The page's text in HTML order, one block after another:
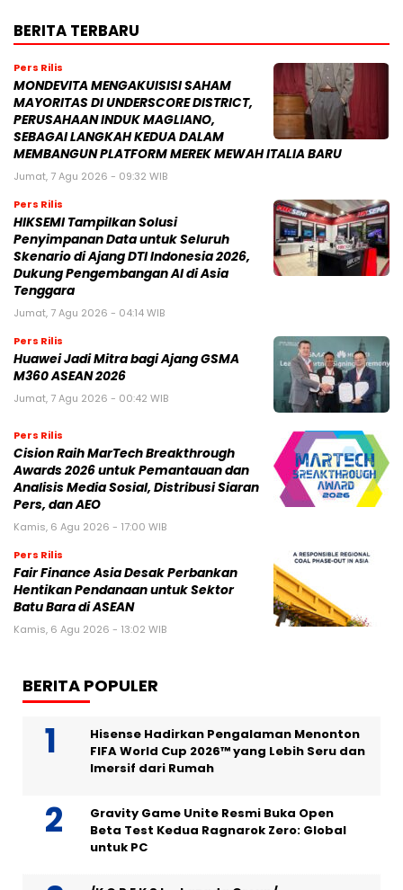
BERITA TERBARU
Pers Rilis
MONDEVITA MENGAKUISISI SAHAM
MAYORITAS DI UNDERSCORE DISTRICT,
PERUSAHAAN INDUK MAGLIANO,
SEBAGAI LANGKAH KEDUA DALAM
MEMBANGUN PLATFORM MEREK MEWAH ITALIA BARU
Jumat, 7 Agu 2026 - 09:32 WIB
Pers Rilis
HIKSEMI Tampilkan Solusi
Penyimpanan Data untuk Seluruh
Skenario di Ajang DTI Indonesia 2026,
Dukung Pengembangan AI di Asia
Tenggara
Jumat, 7 Agu 2026 - 04:14 WIB
Pers Rilis
Huawei Jadi Mitra bagi Ajang GSMA
M360 ASEAN 2026
Jumat, 7 Agu 2026 - 00:42 WIB
Pers Rilis
Cision Raih MarTech Breakthrough
Awards 2026 untuk Pemantauan dan
Analisis Media Sosial, Distribusi Siaran
Pers, dan AEO
Kamis, 6 Agu 2026 - 17:00 WIB
Pers Rilis
Fair Finance Asia Desak Perbankan
Hentikan Pendanaan untuk Sektor
Batu Bara di ASEAN
Kamis, 6 Agu 2026 - 13:02 WIB
BERITA POPULER
Hisense Hadirkan Pengalaman Menonton
FIFA World Cup 2026™ yang Lebih Seru dan
Imersif dari Rumah
Gravity Game Unite Resmi Buka Open
Beta Test Kedua Ragnarok Zero: Global
untuk PC